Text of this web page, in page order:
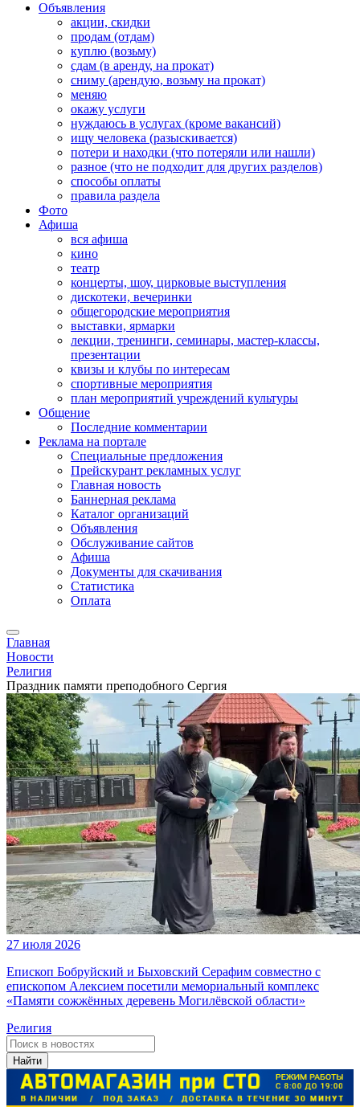
Объявления
акции, скидки
продам (отдам)
куплю (возьму)
сдам (в аренду, на прокат)
сниму (арендую, возьму на прокат)
меняю
окажу услуги
нуждаюсь в услугах (кроме вакансий)
ищу человека (разыскивается)
потери и находки (что потеряли или нашли)
разное (что не подходит для других разделов)
способы оплаты
правила раздела
Фото
Афиша
вся афиша
кино
театр
концерты, шоу, цирковые выступления
дискотеки, вечеринки
общегородские мероприятия
выставки, ярмарки
лекции, тренинги, семинары, мастер-классы,
презентации
квизы и клубы по интересам
спортивные мероприятия
план мероприятий учреждений культуры
Общение
Последние комментарии
Реклама на портале
Специальные предложения
Прейскурант рекламных услуг
Главная новость
Баннерная реклама
Каталог организаций
Объявления
Обслуживание сайтов
Афиша
Документы для скачивания
Статистика
Оплата
Главная
Новости
Религия
Праздник памяти преподобного Сергия
27 июля 2026
Епископ Бобруйский и Быховский Серафим совместно с
епископом Алексием посетили мемориальный комплекс
«Памяти сожжённых деревень Могилёвской области»
Религия
Найти